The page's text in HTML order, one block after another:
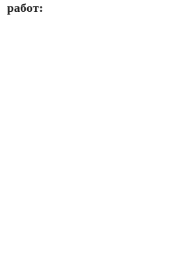
работ: